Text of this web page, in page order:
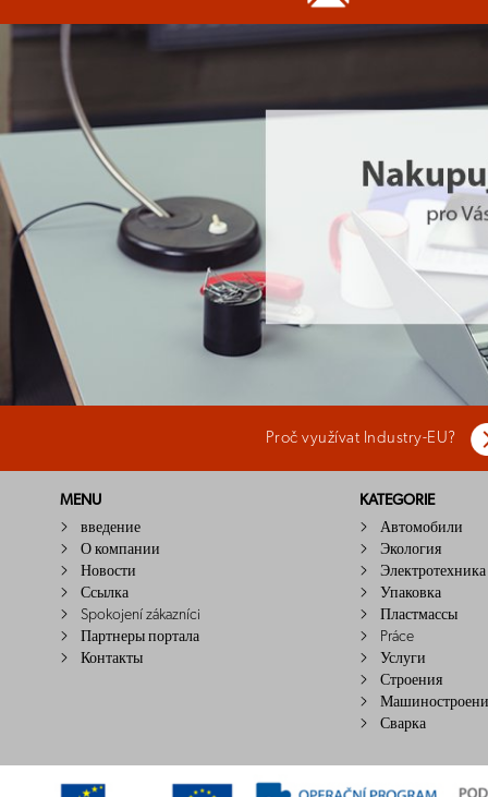
Proč využívat Industry-EU?
MENU
введение
О компании
Новости
Ссылка
Spokojení zákazníci
Партнеры портала
Контакты
KATEGORIE
Автомобили
Экология
Электротехника
Упаковка
Пластмассы
Práce
Услуги
Строения
Сварка